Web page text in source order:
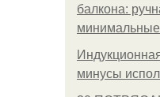
балкона:
минимальные
минусы